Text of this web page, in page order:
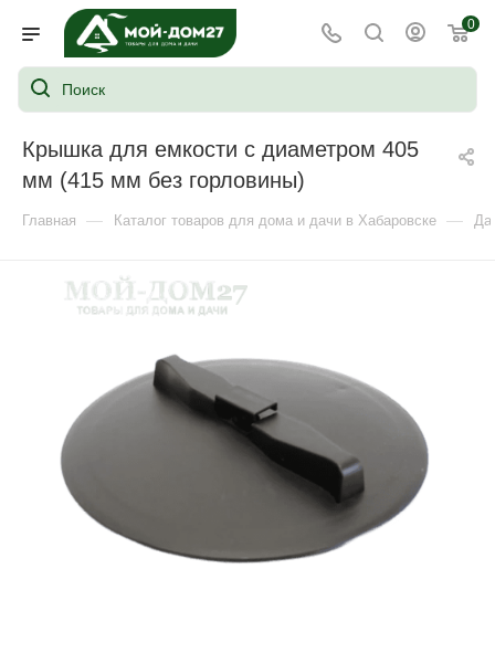
0
Крышка для емкости с диаметром 405
мм (415 мм без горловины)
Главная — Каталог товаров для дома и дачи в Хабаровске —